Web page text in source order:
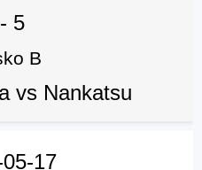
- 5
B
vs Nankatsu
17